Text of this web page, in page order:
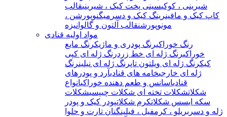
شیرینی ، کوکیسینی پخت کیک ، شیرینیقالب
کاپ کیک و مافینرینگ کیک و دسر میگنوپورشن ،
مونوپورشنقالب آلتون و گالوانیزه
مواد اولیه قنادی
رنگ خوراکیرنگ پودری و ماژیکرنگ مایع
خوراکیرنگ ژله ای خط زردرنگ ژله ای کپی
کیکرنگ ژله ای ویلتون تاپرنگ ژله ای نیلینرنگ
ژله ای خارجیخامه های قنادیآرد و پودرهای
قنادیاسانس و طعم دهنده خوراکیانواع
شکلاتشکلات تخته ای شکلات چیپسیشکلات
سکه ایسس شکلاتکرم شکلاتپودر کیک و پودر
ژله و دسر بریلو ، کرمفیل ، فیلینگنان تارت و حلوا